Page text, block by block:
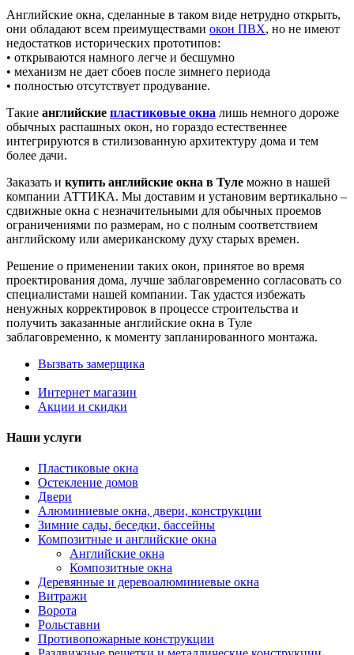
Английские окна, сделанные в таком виде нетрудно открыть,
они обладают всем преимуществами окон ПВХ, но не имеют
недостатков исторических прототипов:
• открываются намного легче и бесшумно
• механизм не дает сбоев после зимнего периода
• полностью отсутствует продувание.
Такие английские пластиковые окна лишь немного дороже
обычных распашных окон, но гораздо естественнее
интегрируются в стилизованную архитектуру дома и тем
более дачи.
Заказать и купить английские окна в Туле можно в нашей
компании АТТИКА. Мы доставим и установим вертикально –
сдвижные окна с незначительными для обычных проемов
ограничениями по размерам, но с полным соответствием
английскому или американскому духу старых времен.
Решение о применении таких окон, принятое во время
проектирования дома, лучше заблаговременно согласовать со
специалистами нашей компании. Так удастся избежать
ненужных корректировок в процессе строительства и
получить заказанные английские окна в Туле
заблаговременно, к моменту запланированного монтажа.
Вызвать замерщика
Интернет магазин
Акции и скидки
Наши услуги
Пластиковые окна
Остекление домов
Двери
Алюминиевые окна, двери, конструкции
Зимние сады, беседки, бассейны
Композитные и английские окна
Английские окна
Композитные окна
Деревянные и деревоалюминиевые окна
Витражи
Ворота
Рольставни
Противопожарные конструкции